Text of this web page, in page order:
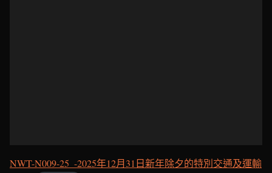
NWT-N009-25_-2025年12月31日新年除夕的特別交通及運輸